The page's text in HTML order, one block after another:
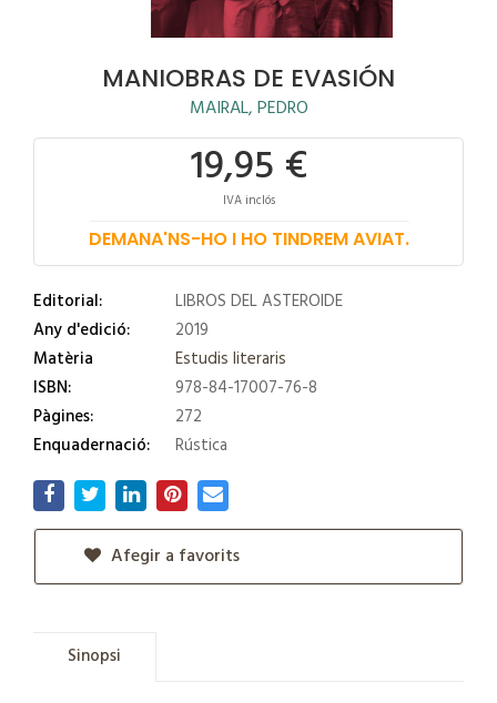
MANIOBRAS DE EVASIÓN
MAIRAL, PEDRO
19,95 €
IVA inclós
DEMANA'NS-HO I HO TINDREM AVIAT.
Editorial:
LIBROS DEL ASTEROIDE
Any d'edició:
2019
Matèria
Estudis literaris
ISBN:
978-84-17007-76-8
Pàgines:
272
Enquadernació:
Rústica
Afegir a favorits
Sinopsi